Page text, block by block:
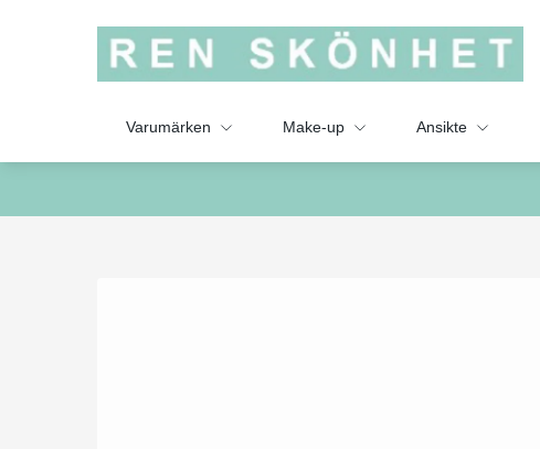
Varumärken Make-up Ansikte